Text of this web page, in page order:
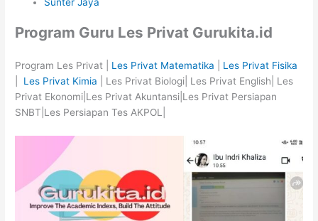
Sunter Jaya
Program Guru Les Privat Gurukita.id
Program Les Privat | Les Privat Matematika
Les Privat Fisika
Les Privat Kimia | Les Privat Biologi| Les Privat English| Les
Privat Ekonomi|Les Privat Akuntansi|Les Privat Persiapan
SNBT|Les Persiapan Tes AKPOL|